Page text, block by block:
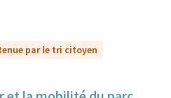
par le tri citoyen